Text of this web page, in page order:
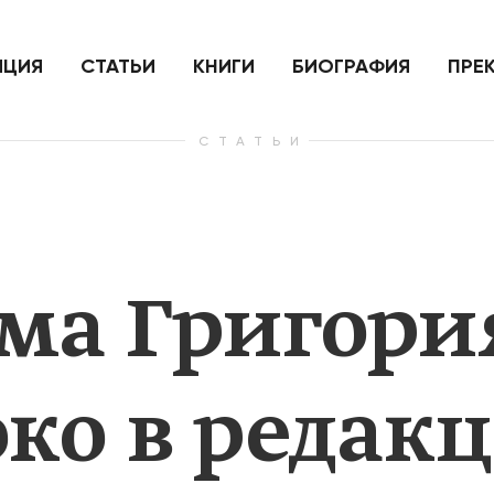
нанесенный по самим себе
СТАТЬИ КНИГИ БИОГРАФИЯ
СТАТЬИ
в